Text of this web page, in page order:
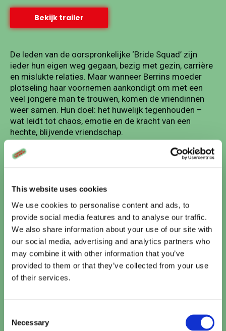
This website uses cookies
We use cookies to personalise content and ads, to
provide social media features and to analyse our traffic.
We also share information about your use of our site with
our social media, advertising and analytics partners who
may combine it with other information that you’ve
provided to them or that they’ve collected from your use
of their services.
Selection
Necessary
Bekijk trailer
De leden van de oorspronkelijke ‘Bride Squad’ zijn
ieder hun eigen weg gegaan, bezig met gezin, carrière
en mislukte relaties. Maar wanneer Berrins moeder
plotseling haar voornemen aankondigt om met een
veel jongere man te trouwen, komen de vriendinnen
weer samen. Hun doel: het huwelijk tegenhouden –
wat leidt tot chaos, emotie en de kracht van een
hechte, blijvende vriendschap.
Vandaag
Te zien bij Cinema De Vlugt
15:10
Minions & Monsters (NL)
Toy Story 5 (2D NL)